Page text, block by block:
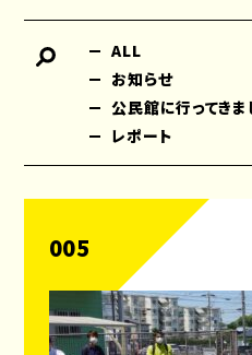
ALL
お知らせ
公民館に行ってきま
レポート
005